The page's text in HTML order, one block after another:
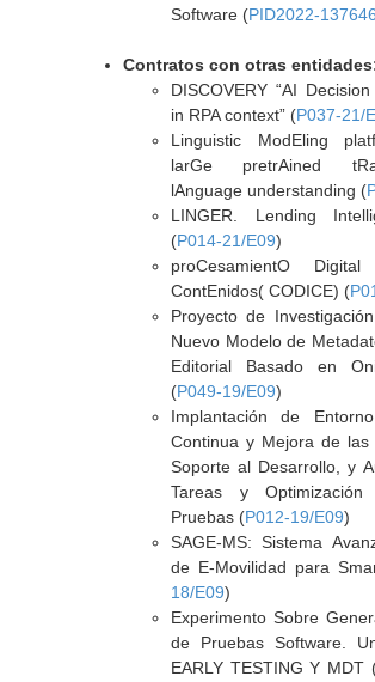
Software (PID2022-
Contratos con otras
DISCOVERY “AI
in RPA context” (P037-21/
Linguistic ModEling
larGe pretrAined
lAnguage understanding (
LINGER. Lending
(P014-21/E09)
proCesamientO
ContEnidos( CODICE) (
Proyecto de
Nuevo Modelo de
Editorial Basado en
(P049-19/E09)
Implantación de
Continua y Mejora de las
Soporte al Desarrollo, y
Tareas y
Pruebas (P012-19/E09)
SAGE-MS: Sistema
de E-Movilidad para
18/E09)
Experimento Sobre
de Pruebas Software.
EARLY TESTING Y MDT